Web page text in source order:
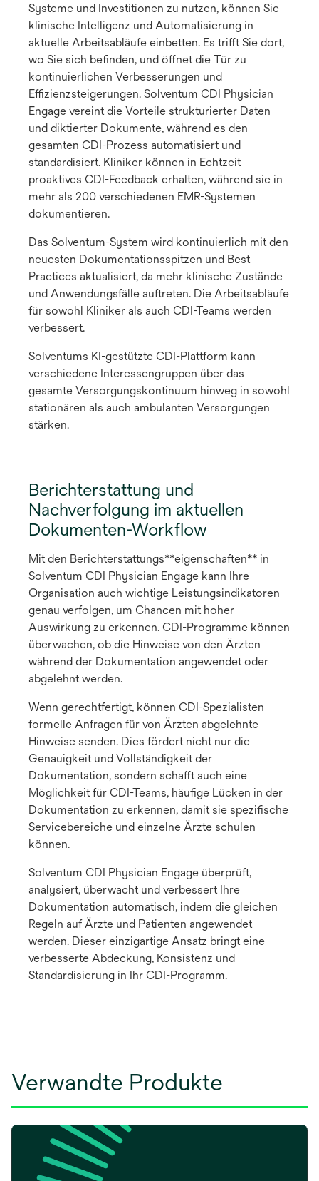
Systeme und Investitionen zu nutzen, können Sie
klinische Intelligenz und Automatisierung in
aktuelle Arbeitsabläufe einbetten. Es trifft Sie dort,
wo Sie sich befinden, und öffnet die Tür zu
kontinuierlichen Verbesserungen und
Effizienzsteigerungen. Solventum CDI Physician
Engage vereint die Vorteile strukturierter Daten
und diktierter Dokumente, während es den
gesamten CDI-Prozess automatisiert und
standardisiert. Kliniker können in Echtzeit
proaktives CDI-Feedback erhalten, während sie in
mehr als 200 verschiedenen EMR-Systemen
dokumentieren.
Das Solventum-System wird kontinuierlich mit den
neuesten Dokumentationsspitzen und Best
Practices aktualisiert, da mehr klinische Zustände
und Anwendungsfälle auftreten. Die Arbeitsabläufe
für sowohl Kliniker als auch CDI-Teams werden
verbessert.
Solventums KI-gestützte CDI-Plattform kann
verschiedene Interessengruppen über das
gesamte Versorgungskontinuum hinweg in sowohl
stationären als auch ambulanten Versorgungen
stärken.
Berichterstattung und
Nachverfolgung im aktuellen
Dokumenten-Workflow
Mit den Berichterstattungs**eigenschaften** in
Solventum CDI Physician Engage kann Ihre
Organisation auch wichtige Leistungsindikatoren
genau verfolgen, um Chancen mit hoher
Auswirkung zu erkennen. CDI-Programme können
überwachen, ob die Hinweise von den Ärzten
während der Dokumentation angewendet oder
abgelehnt werden.
Wenn gerechtfertigt, können CDI-Spezialisten
formelle Anfragen für von Ärzten abgelehnte
Hinweise senden. Dies fördert nicht nur die
Genauigkeit und Vollständigkeit der
Dokumentation, sondern schafft auch eine
Möglichkeit für CDI-Teams, häufige Lücken in der
Dokumentation zu erkennen, damit sie spezifische
Servicebereiche und einzelne Ärzte schulen
können.
Solventum CDI Physician Engage überprüft,
analysiert, überwacht und verbessert Ihre
Dokumentation automatisch, indem die gleichen
Regeln auf Ärzte und Patienten angewendet
werden. Dieser einzigartige Ansatz bringt eine
verbesserte Abdeckung, Konsistenz und
Standardisierung in Ihr CDI-Programm.
Verwandte Produkte